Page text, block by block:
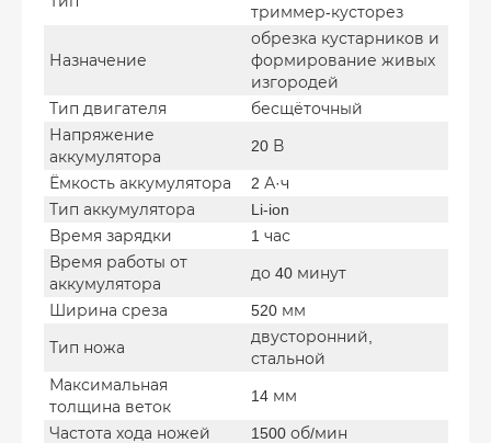
триммер-кусторез
Назначение
обрезка кустарников и
формирование живых
изгородей
Тип двигателя
бесщёточный
Напряжение
аккумулятора
20 В
Ёмкость аккумулятора
2 А·ч
Тип аккумулятора
Li-ion
Время зарядки
1 час
Время работы от
аккумулятора
до 40 минут
Ширина среза 520 мм
Тип ножа
двусторонний,
стальной
Максимальная
толщина веток
14 мм
Частота хода ножей 1500 об/мин